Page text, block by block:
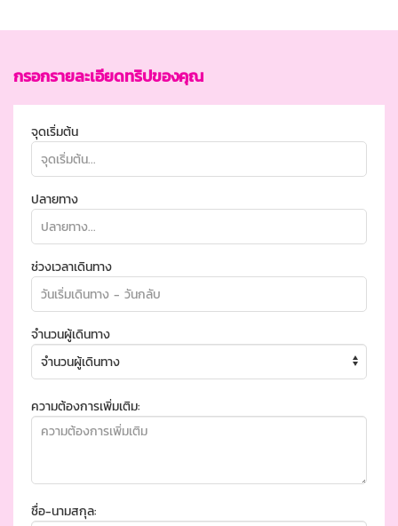
กรอกรายละเอียดทริปของคุณ
จุดเริ่มต้น
ปลายทาง
ช่วงเวลาเดินทาง
จำนวนผู้เดินทาง
ความต้องการเพิ่มเติม:
ชื่อ-นามสกุล: